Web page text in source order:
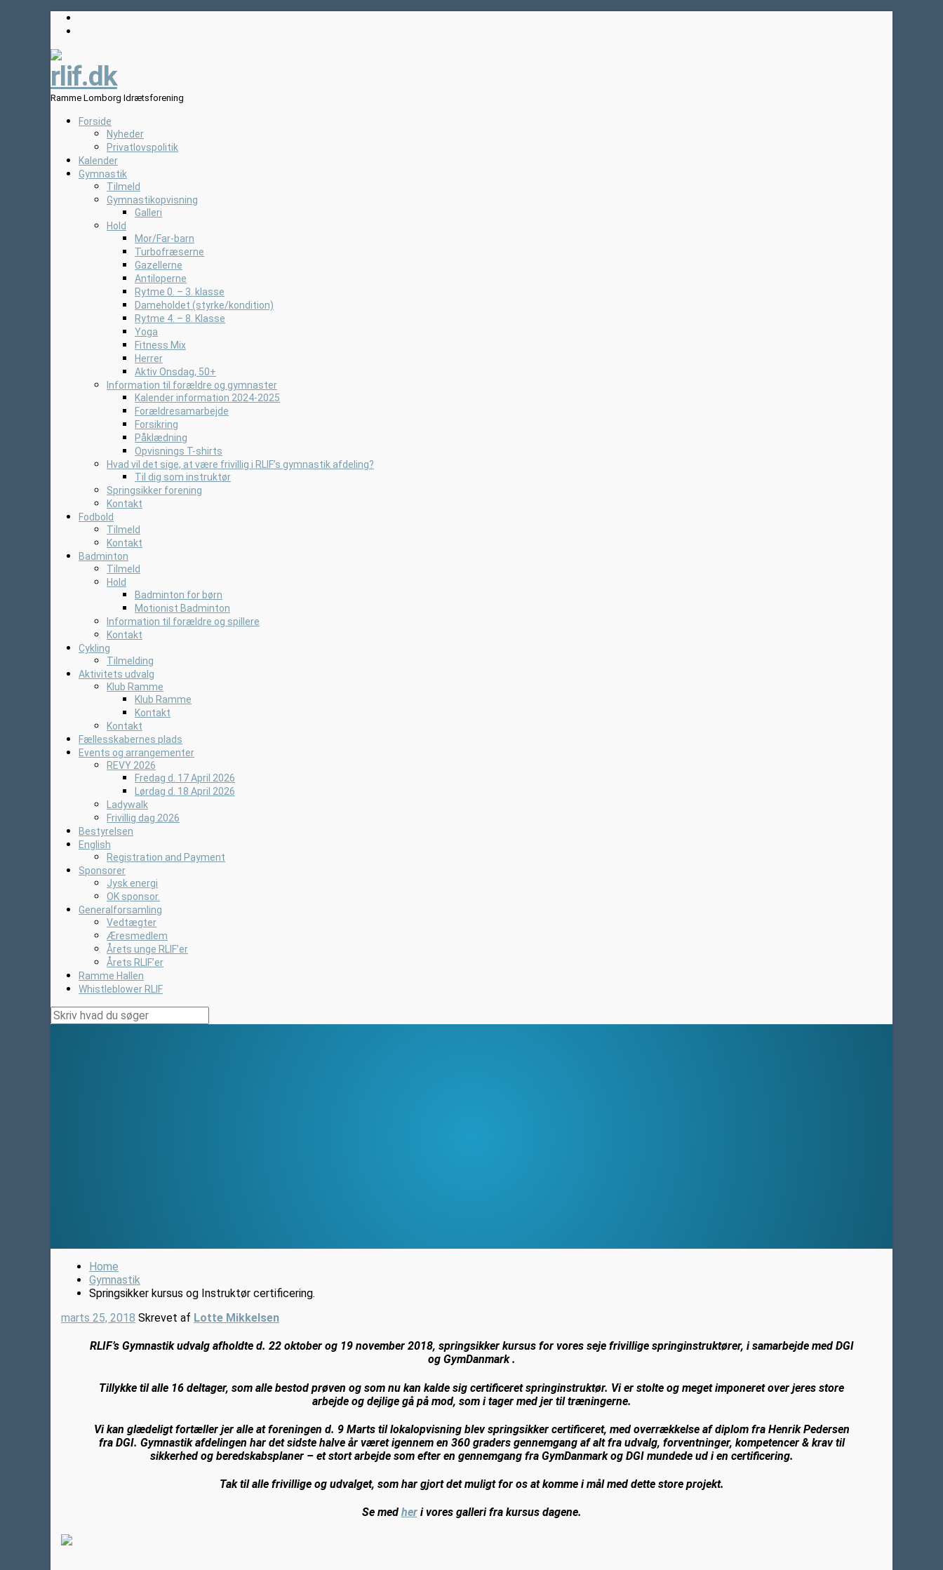
rlif.dk
Ramme Lomborg Idrætsforening
Forside
Nyheder
Privatlovspolitik
Kalender
Gymnastik
Tilmeld
Gymnastikopvisning
Galleri
Hold
Mor/Far-barn
Turbofræserne
Gazellerne
Antiloperne
Rytme 0. – 3. klasse
Dameholdet (styrke/kondition)
Rytme 4. – 8. Klasse
Yoga
Fitness Mix
Herrer
Aktiv Onsdag, 50+
Information til forældre og gymnaster
Kalender information 2024-2025
Forældresamarbejde
Forsikring
Påklædning
Opvisnings T-shirts
Hvad vil det sige, at være frivillig i RLIF’s gymnastik afdeling?
Til dig som instruktør
Springsikker forening
Kontakt
Fodbold
Tilmeld
Kontakt
Badminton
Tilmeld
Hold
Badminton for børn
Motionist Badminton
Information til forældre og spillere
Kontakt
Cykling
Tilmelding
Aktivitets udvalg
Klub Ramme
Klub Ramme
Kontakt
Kontakt
Fællesskabernes plads
Events og arrangementer
REVY 2026
Fredag d. 17 April 2026
Lørdag d. 18 April 2026
Ladywalk
Frivillig dag 2026
Bestyrelsen
English
Registration and Payment
Sponsorer
Jysk energi
OK sponsor.
Generalforsamling
Vedtægter
Æresmedlem
Årets unge RLIF’er
Årets RLIF’er
Ramme Hallen
Whistleblower RLIF
Home
Gymnastik
Springsikker kursus og Instruktør certificering.
marts 25, 2018 Skrevet af Lotte Mikkelsen
RLIF’s Gymnastik udvalg afholdte d. 22 oktober og 19 november 2018, springsikker kursus for vores seje frivillige springinstruktører, i samarbejde med DGI
og GymDanmark .
Tillykke til alle 16 deltager, som alle bestod prøven og som nu kan kalde sig certificeret springinstruktør. Vi er stolte og meget imponeret over jeres store
arbejde og dejlige gå på mod, som i tager med jer til træningerne.
Vi kan glædeligt fortæller jer alle at foreningen d. 9 Marts til lokalopvisning blev springsikker certificeret, med overrækkelse af diplom fra Henrik Pedersen
fra DGI. Gymnastik afdelingen har det sidste halve år været igennem en 360 graders gennemgang af alt fra udvalg, forventninger, kompetencer & krav til
sikkerhed og beredskabsplaner – et stort arbejde som efter en gennemgang fra GymDanmark og DGI mundede ud i en certificering.
Tak til alle frivillige og udvalget, som har gjort det muligt for os at komme i mål med dette store projekt.
Se med heri vores galleri fra kursus dagene.